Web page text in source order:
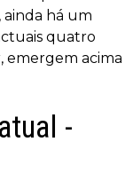
há um
quatro
emergem acima
-